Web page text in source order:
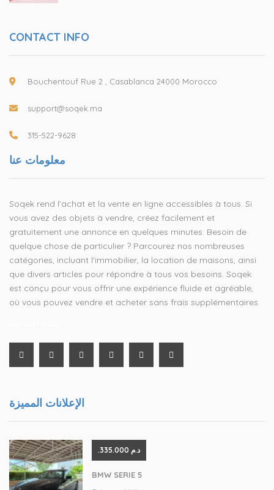
CONTACT INFO
Bouchentouf Rue 2 , Casablanca 24000 Morocco
support@soqek.ma
315-522-9628
معلومات عنا
Soqek rend l'achat et la vente en ligne accessibles à tous. Si
vous avez des objets à vendre, créez facilement et
gratuitement une annonce en quelques minutes. Besoin de
quelque chose de particulier ? Parcourez nos nombreuses
catégories, incluant l'immobilier, la location de maisons, ainsi
que divers articles pour répondre à tous vos besoins. Soqek
est conçu pour vous offrir une expérience fluide et agréable,
où vous pouvez vendre et acheter sans frais supplémentaires.
الإعلانات المميزة
.د.م 335.000
BMW SERIE 5